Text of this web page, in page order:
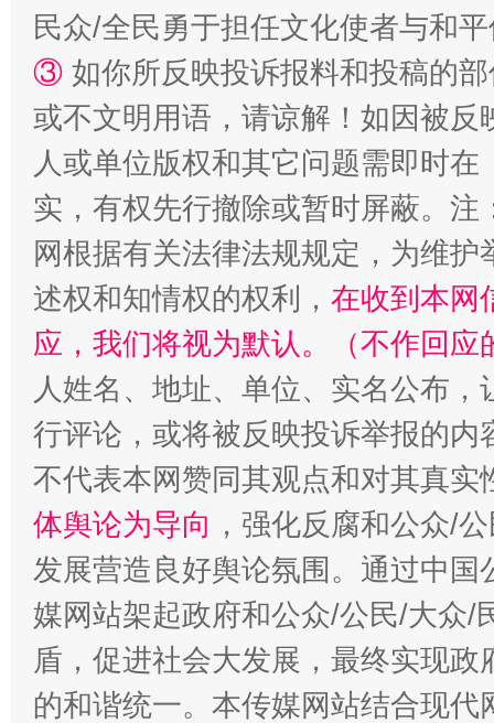
“蜀中异人”王建安的艺术幻境
民众/全民勇于担任文化使者与和
③ 如你所反映投诉报料和投稿的
或不文明用语，请谅解！如因被
人或单位版权和其它问题需即时在
实，有权先行撤除或暂时屏蔽。
网根据有关法律法规规定，为维
述权和知情权的权利， 在收到本网
应，我们将视为默认。（不作回应
人姓名、地址、单位、实名公布
行评论，或将被反映投诉举报的
不代表本网赞同其观点和对其真实
体舆论为导向 ，强化反腐和公众/
发展营造良好舆论氛围。通过中
媒网站架起政府和公众/公民/大众/
盾，促进社会大发展，最终实现
的和谐统一。本传媒网站结合现